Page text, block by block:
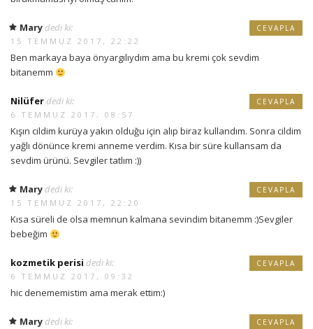
Mary dedi ki:
15 TEMMUZ 2017, 22:22
Ben markaya baya önyargılıydım ama bu kremi çok sevdim
bitanemm
CEVAPLA
Nilüfer dedi ki:
6 TEMMUZ 2017, 08:57
Kışın cildim kurüya yakın olduğu için alıp biraz kullandım. Sonra cildim
yağlı dönünce kremi anneme verdim. Kısa bir süre kullansam da
sevdim ürünü. Sevgiler tatlım :))
CEVAPLA
Mary dedi ki:
15 TEMMUZ 2017, 22:20
Kısa süreli de olsa memnun kalmana sevindim bitanemm :)Sevgiler
bebeğim
CEVAPLA
kozmetik perisi dedi ki:
6 TEMMUZ 2017, 09:32
hic denememistim ama merak ettim:)
CEVAPLA
Mary dedi ki: CEVAPLA